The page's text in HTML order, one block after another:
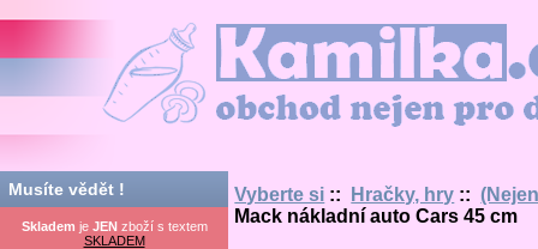
Kamilka.cz - obchod nejen pro děti
Musíte vědět !
Skladem je JENzboží s textem
SKLADEM
Vyberte si :: Hračky, hry ::
Mack nákladní auto Cars 45 cm